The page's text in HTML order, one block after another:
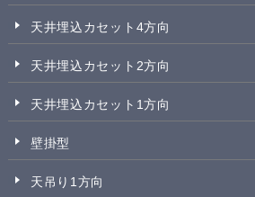
天井埋込カセット4方向
天井埋込カセット2方向
天井埋込カセット1方向
壁掛型
天吊り1方向